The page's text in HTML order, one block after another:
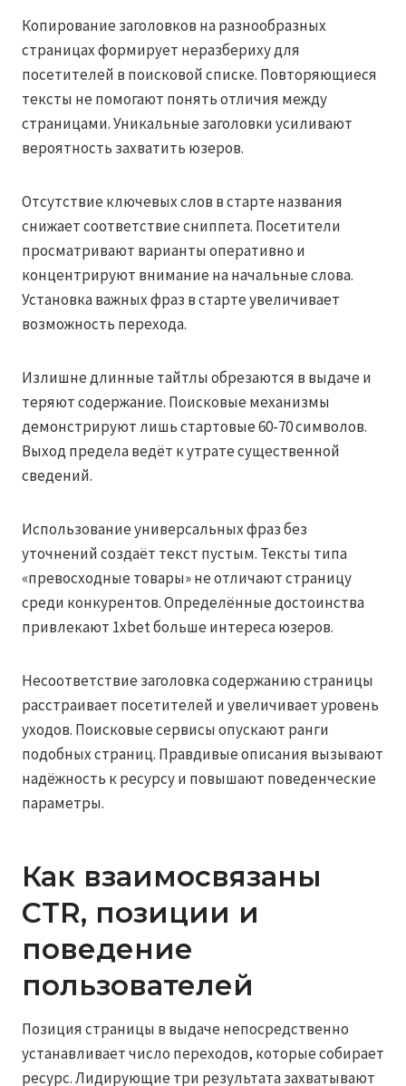
Копирование заголовков на разнообразных
страницах формирует неразбериху для
посетителей в поисковой списке. Повторяющиеся
тексты не помогают понять отличия между
страницами. Уникальные заголовки усиливают
вероятность захватить юзеров.
Отсутствие ключевых слов в старте названия
снижает соответствие сниппета. Посетители
просматривают варианты оперативно и
концентрируют внимание на начальные слова.
Установка важных фраз в старте увеличивает
возможность перехода.
Излишне длинные тайтлы обрезаются в выдаче и
теряют содержание. Поисковые механизмы
демонстрируют лишь стартовые 60-70 символов.
Выход предела ведёт к утрате существенной
сведений.
Использование универсальных фраз без
уточнений создаёт текст пустым. Тексты типа
«превосходные товары» не отличают страницу
среди конкурентов. Определённые достоинства
привлекают 1xbet больше интереса юзеров.
Несоответствие заголовка содержанию страницы
расстраивает посетителей и увеличивает уровень
уходов. Поисковые сервисы опускают ранги
подобных страниц. Правдивые описания вызывают
надёжность к ресурсу и повышают поведенческие
параметры.
Как взаимосвязаны
CTR, позиции и
поведение
пользователей
Позиция страницы в выдаче непосредственно
устанавливает число переходов, которые собирает
ресурс. Лидирующие три результата захватывают